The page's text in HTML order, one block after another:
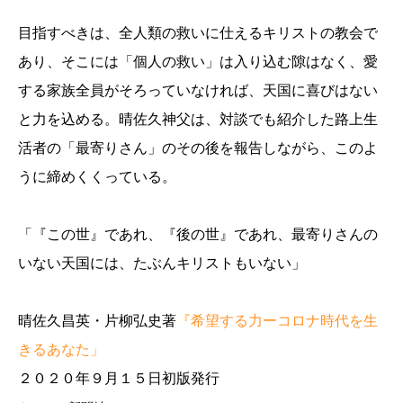
目指すべきは、全人類の救いに仕えるキリストの教会で
あり、そこには「個人の救い」は入り込む隙はなく、愛
する家族全員がそろっていなければ、天国に喜びはない
と力を込める。晴佐久神父は、対談でも紹介した路上生
活者の「最寄りさん」のその後を報告しながら、このよ
うに締めくくっている。
「『この世』であれ、『後の世』であれ、最寄りさんの
いない天国には、たぶんキリストもいない」
晴佐久昌英・片柳弘史著 『希望する力ーコロナ時代を生
きるあなた」
２０２０年９月１５日初版発行